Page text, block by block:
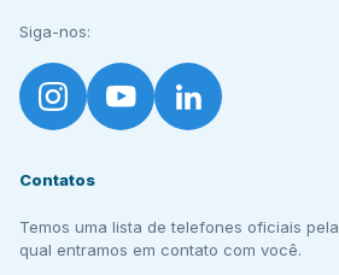
Siga-nos:
Contatos
Temos uma lista de telefones oficiais pela
qual entramos em contato com você.